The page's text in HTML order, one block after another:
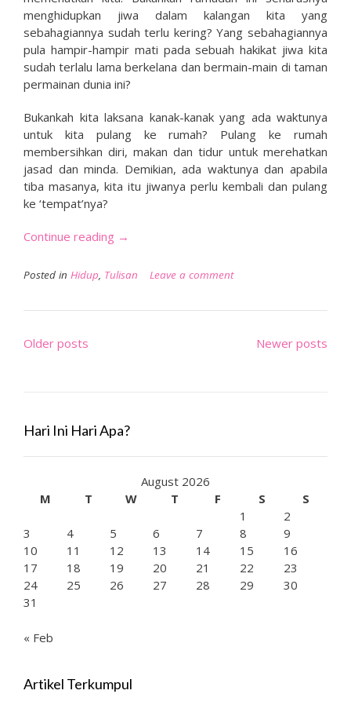
menghidupkan jiwa dalam kalangan kita yang
sebahagiannya sudah terlu kering? Yang sebahagiannya
pula hampir-hampir mati pada sebuah hakikat jiwa kita
sudah terlalu lama berkelana dan bermain-main di taman
permainan dunia ini?
Bukankah kita laksana kanak-kanak yang ada waktunya
untuk kita pulang ke rumah? Pulang ke rumah
membersihkan diri, makan dan tidur untuk merehatkan
jasad dan minda. Demikian, ada waktunya dan apabila
tiba masanya, kita itu jiwanya perlu kembali dan pulang
ke ‘tempat’nya?
Continue reading “Ramadan
Hipokritkah
→
Posted in Hidup, Tulisan Leave a comment
Posts
Older posts Newer posts
Hari Ini Hari Apa?
August 2026
M
T W T F S
S
1
2
3
4 5 6 7 8
9
10
11 12 13 14 15
16
17
18 19 20 21 22
23
24
25 26 27 28 29
30
31
« Feb
Artikel Terkumpul